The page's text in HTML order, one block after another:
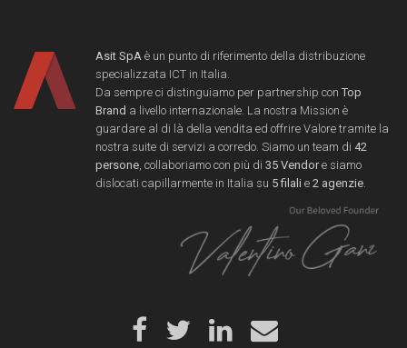
Asit SpA è un punto di riferimento della distribuzione
specializzata ICT in Italia.
Da sempre ci distinguiamo per partnership con Top
Brand a livello internazionale. La nostra Mission è
guardare al di là della vendita ed offrire Valore tramite la
nostra suite di servizi a corredo. Siamo un team di 42
persone , collaboriamo con più di 35 Vendore siamo
dislocati capillarmente in Italia su 5 filali e 2 agenzie